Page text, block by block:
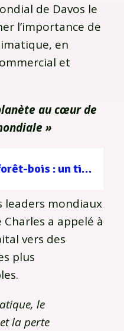
de Davos le
l’importance de
en
et
au cœur de
»
Filière forêt-bois : un tissu d’entreprises au service d’une gestion durable
leaders mondiaux
a appelé à
vers des
plus
le
la perte